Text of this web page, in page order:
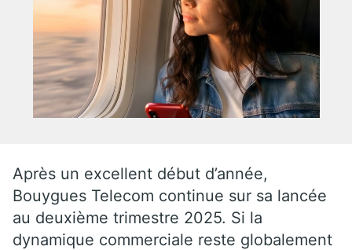
Après un excellent début d’année,
Bouygues Telecom continue sur sa lancée
au deuxième trimestre 2025. Si la
dynamique commerciale reste globalement